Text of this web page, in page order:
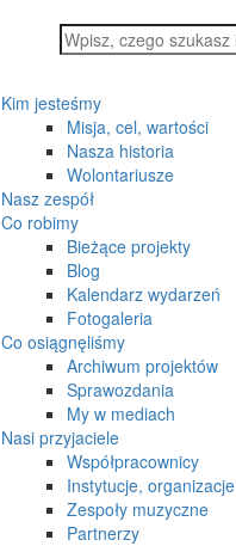
Kim jesteśmy
Misja, cel, wartości
Nasza historia
Wolontariusze
Nasz zespół
Co robimy
Bieżące projekty
Blog
Kalendarz wydarzeń
Fotogaleria
Co osiągnęliśmy
Archiwum projektów
Sprawozdania
My w mediach
Nasi przyjaciele
Współpracownicy
Instytucje, organizacje
Zespoły muzyczne
Partnerzy